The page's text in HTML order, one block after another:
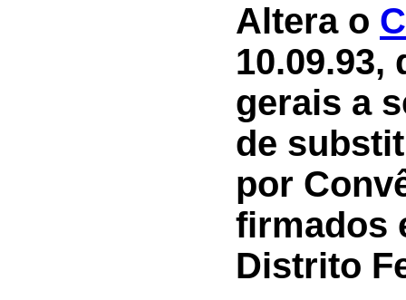
Altera o
10.09.93,
gerais a
de
por
firmados
Distrito